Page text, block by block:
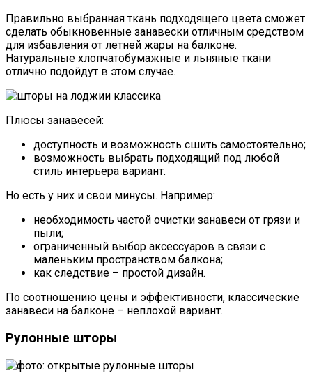
Правильно выбранная ткань подходящего цвета сможет
сделать обыкновенные занавески отличным средством
для избавления от летней жары на балконе.
Натуральные хлопчатобумажные и льняные ткани
отлично подойдут в этом случае.
Плюсы занавесей:
доступность и возможность сшить самостоятельно;
возможность выбрать подходящий под любой
стиль интерьера вариант.
Но есть у них и свои минусы. Например:
необходимость частой очистки занавеси от грязи и
пыли;
ограниченный выбор аксессуаров в связи с
маленьким пространством балкона;
как следствие – простой дизайн.
По соотношению цены и эффективности, классические
занавеси на балконе – неплохой вариант.
Рулонные шторы